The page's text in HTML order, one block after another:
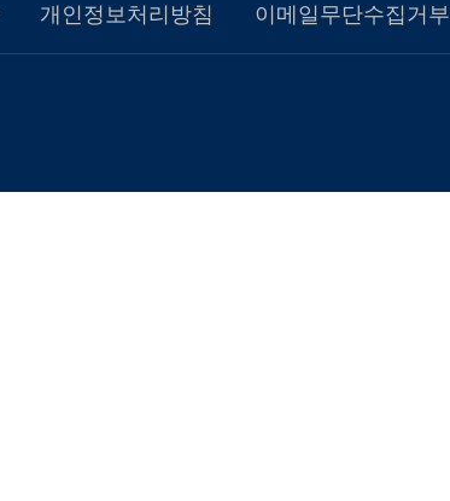
개인정보처리방침 이메일무단수집거부